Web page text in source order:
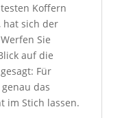
Koffern
hat sich der
Sie
auf die
Für
das
im Stich lassen.